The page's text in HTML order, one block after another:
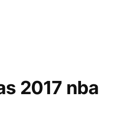
2017 nba